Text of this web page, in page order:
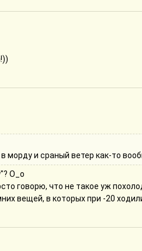
морду и сраный ветер как-то
О_о
говорю, что не такое уж
вещей, в которых при -20